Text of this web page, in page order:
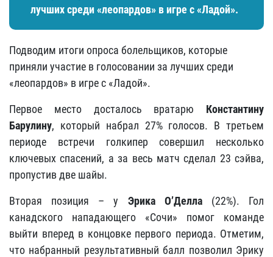
лучших среди «леопардов» в игре с «Ладой».
Подводим итоги опроса болельщиков, которые
приняли участие в голосовании за лучших среди
«леопардов» в игре с «Ладой».
Первое место досталось вратарю Константину
Барулину, который набрал 27% голосов. В третьем
периоде встречи голкипер совершил несколько
ключевых спасений, а за весь матч сделал 23 сэйва,
пропустив две шайы.
Вторая позиция – у Эрика О’Делла(22%). Гол
канадского нападающего «Сочи» помог команде
выйти вперед в концовке первого периода. Отметим,
что набранный результативный балл позволил Эрику